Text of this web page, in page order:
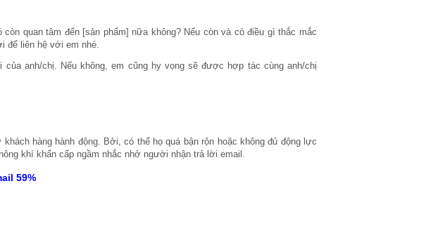
quan tâm đến [sản phẩm] nữa không? Nếu còn và có điều gì thắc mắc
để liên hệ với em nhé.
anh/chị. Nếu không, em cũng hy vọng sẽ được hợp tác cùng anh/chị
hàng hành động. Bởi, có thể họ quá bận rộn hoặc không đủ động lực
khí khẩn cấp ngầm nhắc nhở người nhận trả lời email.
59%